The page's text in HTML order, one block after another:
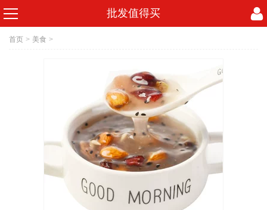
批发值得买
首页 > 美食 >